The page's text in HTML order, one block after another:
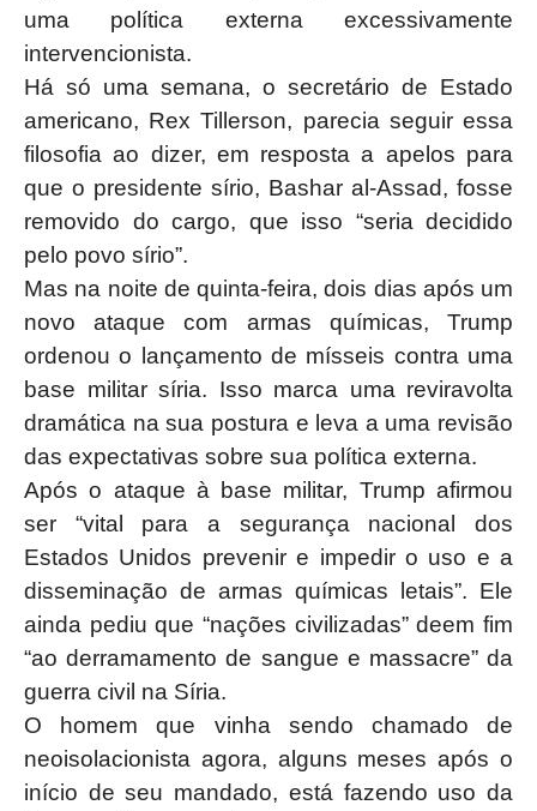
uma política externa excessivamente
intervencionista.
Há só uma semana, o secretário de Estado
americano, Rex Tillerson, parecia seguir essa
filosofia ao dizer, em resposta a apelos para
que o presidente sírio, Bashar al-Assad, fosse
removido do cargo, que isso “seria decidido
pelo povo sírio”.
Mas na noite de quinta-feira, dois dias após um
novo ataque com armas químicas, Trump
ordenou o lançamento de mísseis contra uma
base militar síria. Isso marca uma reviravolta
dramática na sua postura e leva a uma revisão
das expectativas sobre sua política externa.
Após o ataque à base militar, Trump afirmou
ser “vital para a segurança nacional dos
Estados Unidos prevenir e impedir o uso e a
disseminação de armas químicas letais”. Ele
ainda pediu que “nações civilizadas” deem fim
“ao derramamento de sangue e massacre” da
guerra civil na Síria.
O homem que vinha sendo chamado de
neoisolacionista agora, alguns meses após o
início de seu mandado, está fazendo uso da